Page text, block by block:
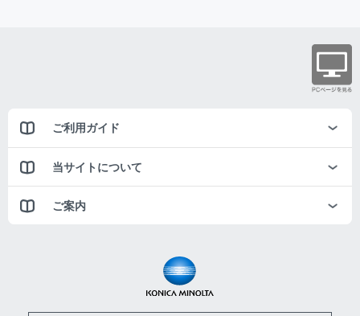
ご利用ガイド
当サイトについて
ご案内